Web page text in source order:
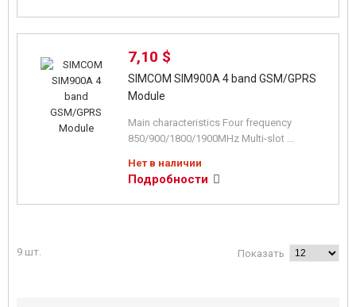
7,10 $
SIMCOM SIM900A 4 band GSM/GPRS
Module
Main characteristics Four frequency
850/900/1800/1900MHz Multi-slot ...
Нет в наличии
Подробности
9 шт. Показать